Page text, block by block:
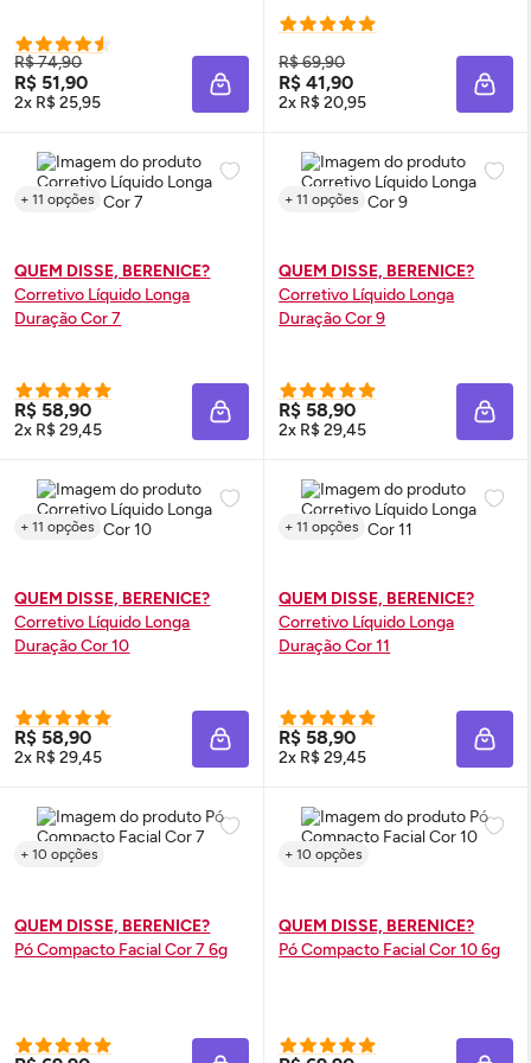
R$ 74,90
R$ 51,90
2x R$ 25,95 ADICIONAR À SACOLA
R$ 69,90
R$ 41,90
2x R$ 20,95
+ 11 opções
QUEM DISSE, BERENICE?
Corretivo Líquido Longa
Duração Cor 7
R$ 58,90
2x R$ 29,45 ADICIONAR À SACOLA
+ 11 opções
QUEM DISSE, BERENICE?
Corretivo Líquido Longa
Duração Cor 9
R$ 58,90
2x R$ 29,45
+ 11 opções
QUEM DISSE, BERENICE?
Corretivo Líquido Longa
Duração Cor 10
R$ 58,90
2x R$ 29,45 ADICIONAR À SACOLA
+ 11 opções
QUEM DISSE, BERENICE?
Corretivo Líquido Longa
Duração Cor 11
R$ 58,90
2x R$ 29,45
+ 10 opções
QUEM DISSE, BERENICE?
Pó Compacto Facial Cor 7 6g
+ 10 opções
QUEM DISSE, BERENICE?
Pó Compacto Facial Cor 10 6g